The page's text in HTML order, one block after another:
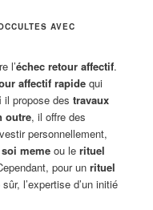
AVEC
l’échec retour affectif.
affectif rapide qui
il propose destravaux
outre, il offre des
personnellement,
meme ou lerituel
pour unrituel
l’expertise d’un initié